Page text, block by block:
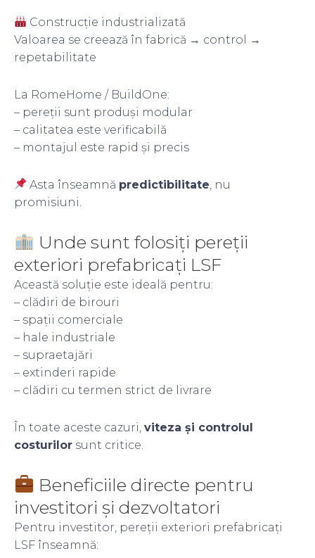
Construcție industrializată
Valoarea se creează în fabrică → control →
repetabilitate
La RomeHome / BuildOne:
– pereții sunt produși modular
– calitatea este verificabilă
– montajul este rapid și precis
Asta înseamnă predictibilitate , nu
promisiuni.
Unde sunt folosiți pereții
exteriori prefabricați LSF
Această soluție este ideală pentru:
– clădiri de birouri
– spații comerciale
– hale industriale
– supraetajări
– extinderi rapide
– clădiri cu termen strict de livrare
În toate aceste cazuri, viteza și controlul
costurilor sunt critice.
Beneficiile directe pentru
investitori și dezvoltatori
Pentru investitor, pereții exteriori prefabricați
LSF înseamnă: